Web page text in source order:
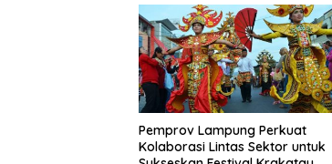
Pemprov Lampung Perkuat
Kolaborasi Lintas Sektor untuk